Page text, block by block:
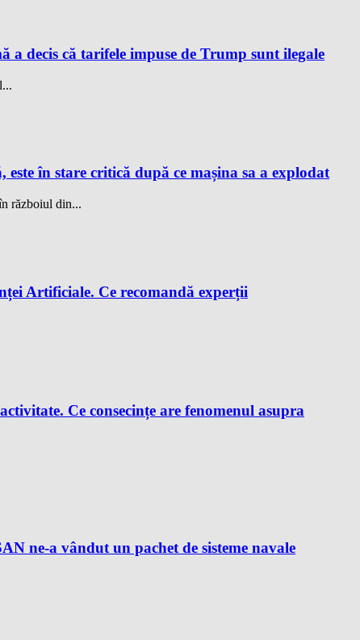
decis că tarifele impuse de Trump sunt ilegale
în stare critică după ce mașina sa a explodat
războiul din...
Artificiale. Ce recomandă experții
Ce consecințe are fenomenul asupra
ne-a vândut un pachet de sisteme navale